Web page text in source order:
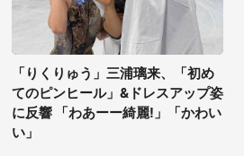
「りくりゅう」三浦璃来、「初め
てのピンヒール」&ドレスアップ姿
に反響 「わあーー綺麗!」「かわい
い」